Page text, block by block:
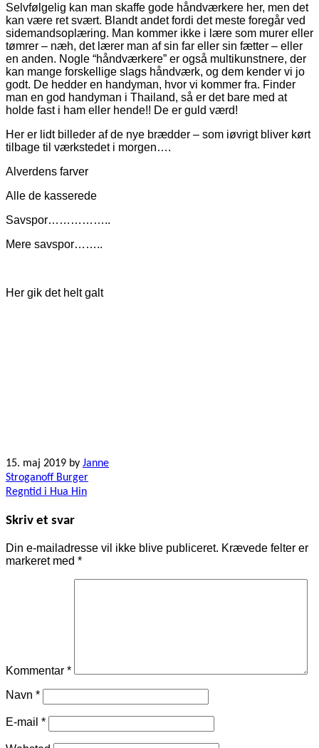
Selvfølgelig kan man skaffe gode håndværkere her, men det
kan være ret svært. Blandt andet fordi det meste foregår ved
sidemandsoplæring. Man kommer ikke i lære som murer eller
tømrer – næh, det lærer man af sin far eller sin fætter – eller
en anden. Nogle “håndværkere” er også multikunstnere, der
kan mange forskellige slags håndværk, og dem kender vi jo
godt. De hedder en handyman, hvor vi kommer fra. Finder
man en god handyman i Thailand, så er det bare med at
holde fast i ham eller hende!! De er guld værd!
Her er lidt billeder af de nye brædder – som iøvrigt bliver kørt
tilbage til værkstedet i morgen….
Alverdens farver
Alle de kasserede
Savspor……………..
Mere savspor……..
Her gik det helt galt
15. maj 2019 by Janne
Indlægsnavigation
Stroganoff Burger
Regntid i Hua Hin
Skriv et svar
Din e-mailadresse vil ikke blive publiceret. Krævede felter er
markeret med *
Kommentar *
Navn *
E-mail *